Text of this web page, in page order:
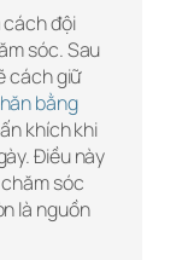
cách đội
sóc. Sau
cách giữ
bằng
khích khi
Điều này
sóc
là nguồn